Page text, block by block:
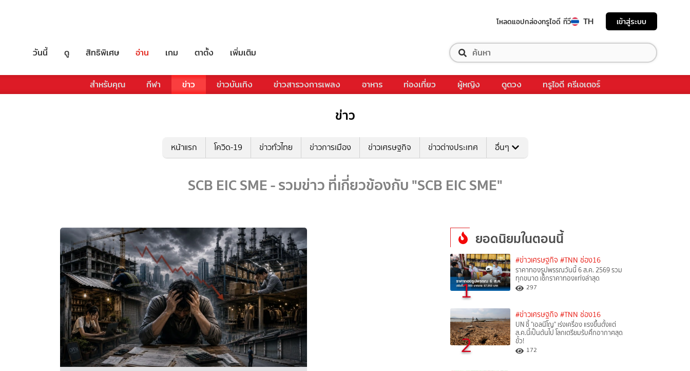
โหลดแอปกล่องทรูไอดี ทีวี TH เข้าสู่ระบบ
วันนี้ ดู สิทธิพิเศษ อ่าน เกม ตาตั้ง เพิ่มเติม
สำหรับคุณ กีฬา ข่าว ข่าวบันเทิง ข่าวสารวงการเพลง อาหาร ท่องเที่ยว ผู้หญิง ดูดวง ทรูไอดี ครีเอเตอร์
ข่าว
หน้าแรก โควิด-19 ข่าวทั่วไทย ข่าวการเมือง ข่าวเศรษฐกิจ ข่าวต่างประเทศ อื่นๆ
SCB EIC SME - รวมข่าว ที่เกี่ยวข้องกับ "SCB EIC SME"
ยอดนิยมในตอนนี้
1
#ข่าวเศรษฐกิจ #TNN ช่อง16
ราคาทองรูปพรรณวันนี้ 6 ส.ค. 2569 รวม
ทุกขนาด เช็กราคาทองแท่งล่าสุด
297
2
#ข่าวเศรษฐกิจ #TNN ช่อง16
UN ชี้ "เอลนีโญ" เร่งเครื่อง แรงขึ้นตั้งแต่
ส.ค.นี้เป็นต้นไป โลกเตรียมรับศึกอากาศสุด
ขั้ว!
172